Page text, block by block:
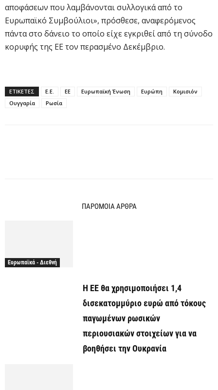
αποφάσεων που λαμβάνονται συλλογικά από το
Ευρωπαϊκό Συμβούλιοι», πρόσθεσε, αναφερόμενος
πάντα στο δάνειο το οποίο είχε εγκριθεί από τη σύνοδο
κορυφής της ΕΕ τον περασμένο Δεκέμβριο.
ΕΤΙΚΕΤΕΣ Ε.Ε. ΕΕ Ευρωπαϊκή Ένωση Ευρώπη
Κομισιόν
Ουγγαρία
Ρωσία
ΠΑΡΟΜΟΙΑ ΑΡΘΡΑ
Ευρωπαϊκά - Διεθνή
Η ΕΕ θα χρησιμοποιήσει 1,4
δισεκατομμύριο ευρώ από τόκους
παγωμένων ρωσικών
περιουσιακών στοιχείων για να
βοηθήσει την Ουκρανία